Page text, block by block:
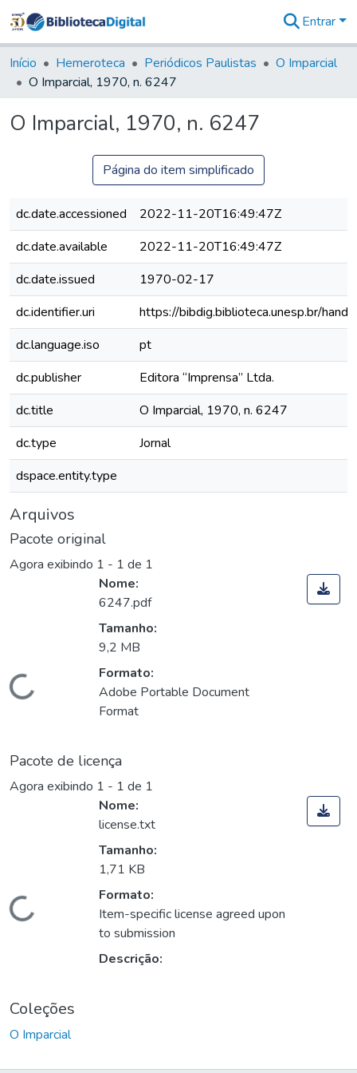
&
Coleções
Tudo na
Digital
Entrar
Início Hemeroteca Periódicos Paulistas
O Imparcial
O Imparcial, 1970, n. 6247
O Imparcial, 1970, n. 6247
Página do item simplificado
dc.date.accessioned
2022-11-20T16:49:47Z
dc.date.available
2022-11-20T16:49:47Z
dc.date.issued
1970-02-17
dc.identifier.uri
https://bibdig.biblioteca.unesp.br/
dc.language.iso
pt
dc.publisher
Editora “Imprensa” Ltda.
dc.title
O Imparcial, 1970, n. 6247
dc.type
Jornal
dspace.entity.type
Arquivos
Pacote original
Agora exibindo 1 - 1 de 1
Carregando...
Nome:
6247.pdf
Tamanho:
9,2 MB
Formato:
Adobe Portable Document
Format
Pacote de licença
Agora exibindo 1 - 1 de 1
Carregando...
Nome:
license.txt
Tamanho:
1,71 KB
Formato:
Item-specific license agreed upon
to submission
Descrição:
Coleções
O Imparcial